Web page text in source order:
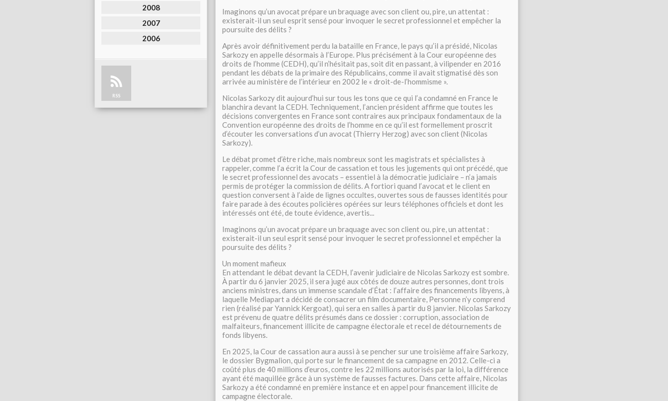
2008
2007
2006
RSS
Imaginons qu’un avocat prépare un braquage avec son client ou, pire, un attentat :
existerait-il un seul esprit sensé pour invoquer le secret professionnel et empêcher la
poursuite des délits ?
Après avoir définitivement perdu la bataille en France, le pays qu’il a présidé, Nicolas
Sarkozy en appelle désormais à l’Europe. Plus précisément à la Cour européenne des
droits de l’homme (CEDH), qu’il n’hésitait pas, soit dit en passant, à vilipender en 2016
pendant les débats de la primaire des Républicains, comme il avait stigmatisé dès son
arrivée au ministère de l’intérieur en 2002 le « droit-de-l’hommisme ».
Nicolas Sarkozy dit aujourd’hui sur tous les tons que ce qui l’a condamné en France le
blanchira devant la CEDH. Techniquement, l’ancien président affirme que toutes les
décisions convergentes en France sont contraires aux principaux fondamentaux de la
Convention européenne des droits de l’homme en ce qu’il est formellement proscrit
d’écouter les conversations d’un avocat (Thierry Herzog) avec son client (Nicolas
Sarkozy).
Le débat promet d’être riche, mais nombreux sont les magistrats et spécialistes à
rappeler, comme l’a écrit la Cour de cassation et tous les jugements qui ont précédé, que
le secret professionnel des avocats – essentiel à la démocratie judiciaire – n’a jamais
permis de protéger la commission de délits. A fortiori quand l’avocat et le client en
question conversent à l’aide de lignes occultes, ouvertes sous de fausses identités pour
faire parade à des écoutes policières opérées sur leurs téléphones officiels et dont les
intéressés ont été, de toute évidence, avertis...
Imaginons qu’un avocat prépare un braquage avec son client ou, pire, un attentat :
existerait-il un seul esprit sensé pour invoquer le secret professionnel et empêcher la
poursuite des délits ?
Un moment mafieux
En attendant le débat devant la CEDH, l’avenir judiciaire de Nicolas Sarkozy est sombre.
À partir du 6 janvier 2025, il sera jugé aux côtés de douze autres personnes, dont trois
anciens ministres, dans un immense scandale d’État : l’affaire des financements libyens, à
laquelle Mediapart a décidé de consacrer un film documentaire, Personne n’y comprend
rien (réalisé par Yannick Kergoat), qui sera en salles à partir du 8 janvier. Nicolas Sarkozy
est prévenu de quatre délits présumés dans ce dossier : corruption, association de
malfaiteurs, financement illicite de campagne électorale et recel de détournements de
fonds libyens.
En 2025, la Cour de cassation aura aussi à se pencher sur une troisième affaire Sarkozy,
le dossier Bygmalion, qui porte sur le financement de sa campagne en 2012. Celle-ci a
coûté plus de 40 millions d’euros, contre les 22 millions autorisés par la loi, la différence
ayant été maquillée grâce à un système de fausses factures. Dans cette affaire, Nicolas
Sarkozy a été condamné en première instance et en appel pour financement illicite de
campagne électorale.